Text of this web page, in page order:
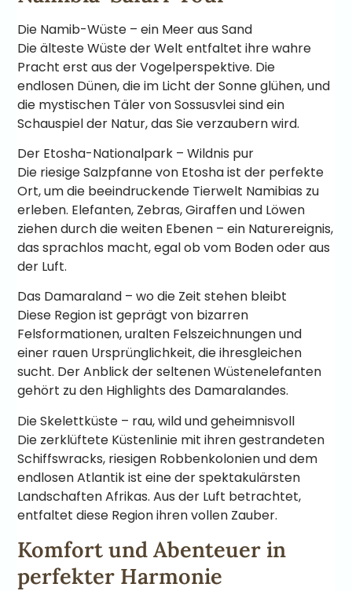
Die Namib-Wüste – ein Meer aus Sand
Die älteste Wüste der Welt entfaltet ihre wahre
Pracht erst aus der Vogelperspektive. Die
endlosen Dünen, die im Licht der Sonne glühen, und
die mystischen Täler von Sossusvlei sind ein
Schauspiel der Natur, das Sie verzaubern wird.
Der Etosha-Nationalpark – Wildnis pur
Die riesige Salzpfanne von Etosha ist der perfekte
Ort, um die beeindruckende Tierwelt Namibias zu
erleben. Elefanten, Zebras, Giraffen und Löwen
ziehen durch die weiten Ebenen – ein Naturereignis,
das sprachlos macht, egal ob vom Boden oder aus
der Luft.
Das Damaraland – wo die Zeit stehen bleibt
Diese Region ist geprägt von bizarren
Felsformationen, uralten Felszeichnungen und
einer rauen Ursprünglichkeit, die ihresgleichen
sucht. Der Anblick der seltenen Wüstenelefanten
gehört zu den Highlights des Damaralandes.
Die Skelettküste – rau, wild und geheimnisvoll
Die zerklüftete Küstenlinie mit ihren gestrandeten
Schiffswracks, riesigen Robbenkolonien und dem
endlosen Atlantik ist eine der spektakulärsten
Landschaften Afrikas. Aus der Luft betrachtet,
entfaltet diese Region ihren vollen Zauber.
Komfort und Abenteuer in
perfekter Harmonie